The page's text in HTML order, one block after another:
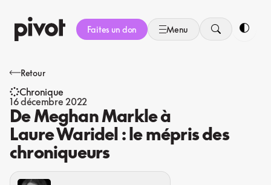
au
contenu
Faites un don Menu
Retour
Chronique
16 décembre 2022
De Meghan Markle à
Laure Waridel : le mépris des
chroniqueurs